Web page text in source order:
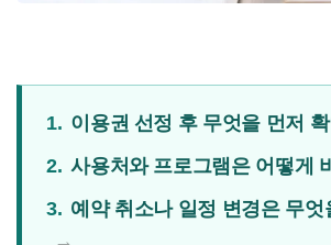
1. 이용권 선정 후 무엇을 먼저
2. 사용처와 프로그램은 어떻게
3. 예약 취소나 일정 변경은 무엇